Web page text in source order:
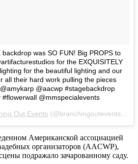
was SO FUN! Big PROPS to
for the EXQUISITELY
for the beautiful lighting and our
all their hard work pulling the pieces
@aacwp #stagebackdrop
@mmspecialevents
Out Events (@branchingoutevents) on
Американской ассоциацией
организаторов (AACWP),
подражало зачарованному саду.